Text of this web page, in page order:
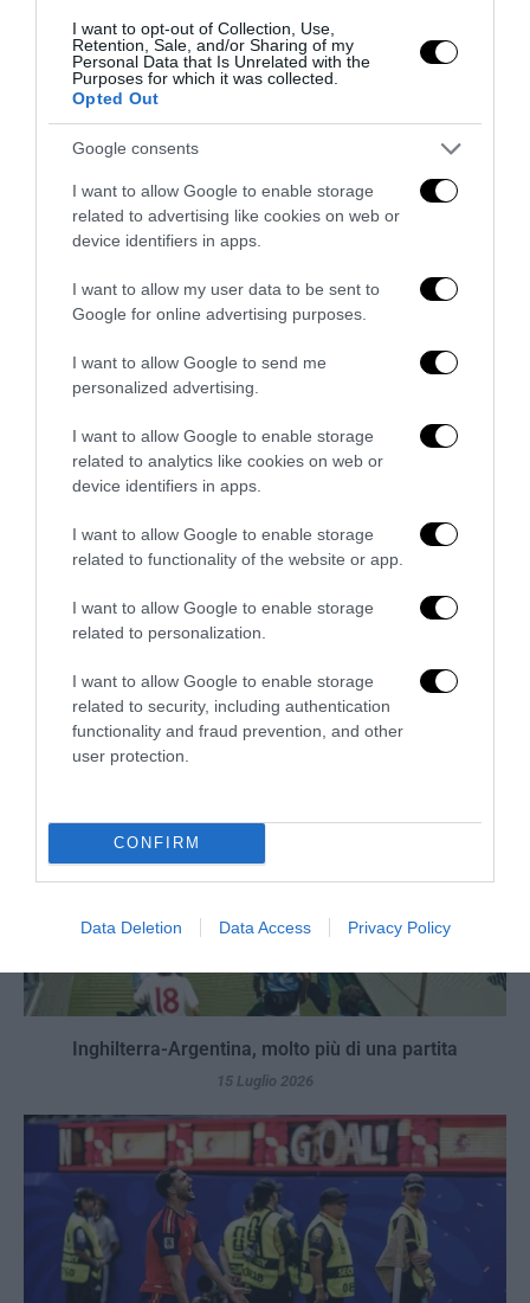
I want to opt-out of Collection, Use,
Retention, Sale, and/or Sharing of my
Personal Data that Is Unrelated with the
Purposes for which it was collected.
Opted Out
Google consents
I want to allow Google to enable storage
related to advertising like cookies on web or
device identifiers in apps.
I want to allow my user data to be sent to
Google for online advertising purposes.
I want to allow Google to send me
personalized advertising.
I want to allow Google to enable storage
related to analytics like cookies on web or
device identifiers in apps.
I want to allow Google to enable storage
related to functionality of the website or app.
I want to allow Google to enable storage
related to personalization.
I want to allow Google to enable storage
related to security, including authentication
functionality and fraud prevention, and other
user protection.
CONFIRM
Data Deletion Data Access Privacy Policy
Il primo supereroe: Franco Baresi, 6 per sempre
31 Luglio 2026
Berlino 2006, una notte da campioni del mondo
Inghilterra-Argentina, molto più di una partita
15 Luglio 2026